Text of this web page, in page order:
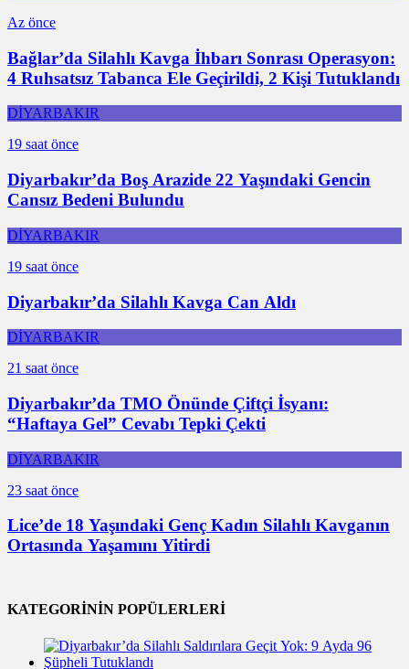
Az önce
Bağlar’da Silahlı Kavga İhbarı Sonrası Operasyon:
4 Ruhsatsız Tabanca Ele Geçirildi, 2 Kişi Tutuklandı
DİYARBAKIR
19 saat önce
Diyarbakır’da Boş Arazide 22 Yaşındaki Gencin
Cansız Bedeni Bulundu
DİYARBAKIR
19 saat önce
Diyarbakır’da Silahlı Kavga Can Aldı
DİYARBAKIR
21 saat önce
Diyarbakır’da TMO Önünde Çiftçi İsyanı:
“Haftaya Gel” Cevabı Tepki Çekti
DİYARBAKIR
23 saat önce
Lice’de 18 Yaşındaki Genç Kadın Silahlı Kavganın
Ortasında Yaşamını Yitirdi
KATEGORİNİN POPÜLERLERİ